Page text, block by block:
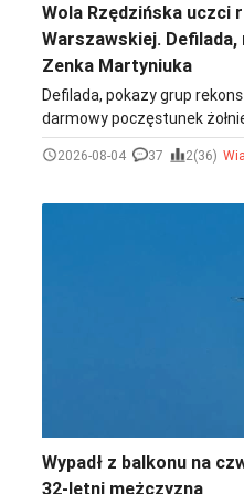
Wola Rzędzińska uczci
Warszawskiej.
Zenka Martyniuka
Defilada, pokazy grup
darmowy poczęstunek
to tylko część atrakcji, jakie
tegorocznej, 106. rocznicy
2026-08-04 37 2(36)
Wypadł z balkonu na
32-letni mężczyzna